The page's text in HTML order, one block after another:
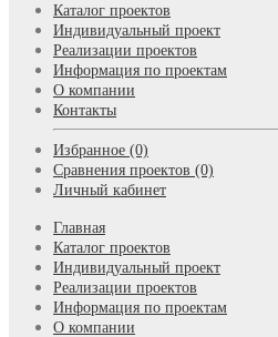
Каталог проектов
Индивидуальный проект
Реализации проектов
Информация по проектам
О компании
Контакты
Избранное (0)
Сравнения проектов (0)
Личный кабинет
Главная
Каталог проектов
Индивидуальный проект
Реализации проектов
Информация по проектам
О компании